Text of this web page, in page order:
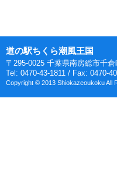
道の駅ちくら潮風王国
〒295-0025 千葉県南房総市千倉
Tel: 0470-43-1811 / Fax: 0470-
Copyright © 2013 Shiokazeoukoku All